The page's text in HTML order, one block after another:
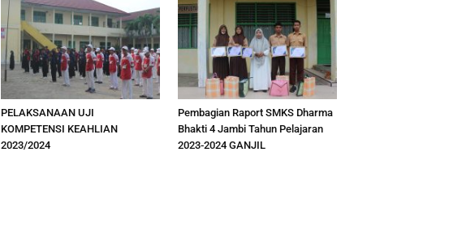
PELAKSANAAN UJI
KOMPETENSI KEAHLIAN
2023/2024
Pembagian Raport SMKS Dharma
Bhakti 4 Jambi Tahun Pelajaran
2023-2024 GANJIL